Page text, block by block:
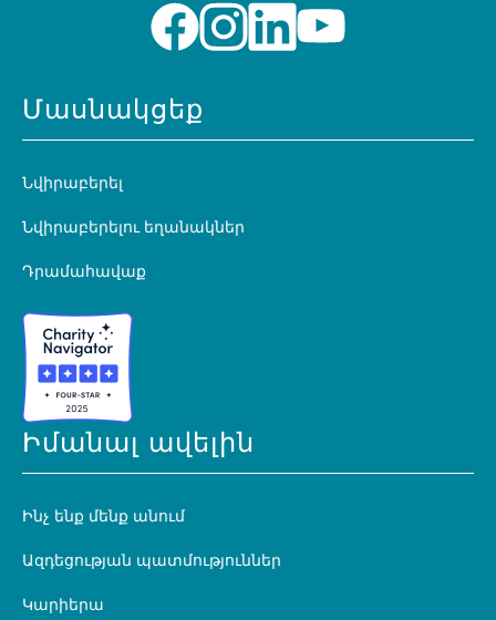
Մասնակցեք
Նվիրաբերել
Նվիրաբերելու եղանակներ
Դրամահավաք
Իմանալ ավելին
Ինչ ենք մենք անում
Ազդեցության պատմություններ
Կարիերա